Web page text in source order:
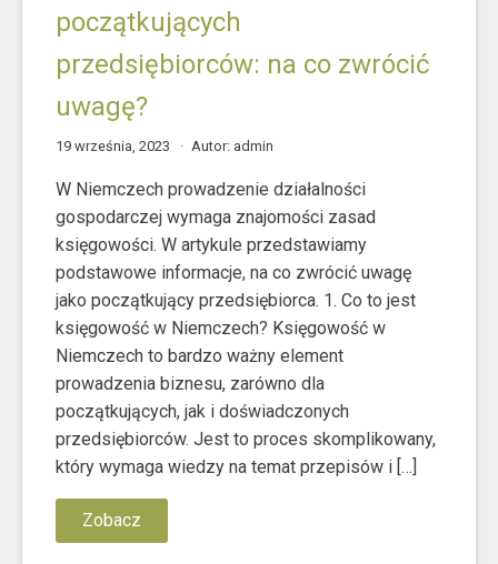
początkujących
przedsiębiorców: na co zwrócić
uwagę?
19 września, 2023 Autor: admin
W Niemczech prowadzenie działalności
gospodarczej wymaga znajomości zasad
księgowości. W artykule przedstawiamy
podstawowe informacje, na co zwrócić uwagę
jako początkujący przedsiębiorca. 1. Co to jest
księgowość w Niemczech? Księgowość w
Niemczech to bardzo ważny element
prowadzenia biznesu, zarówno dla
początkujących, jak i doświadczonych
przedsiębiorców. Jest to proces skomplikowany,
który wymaga wiedzy na temat przepisów i […]
Zobacz